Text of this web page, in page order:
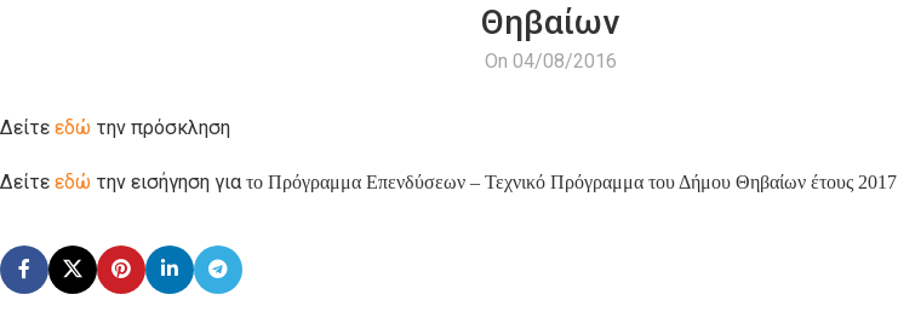
Θηβαίων
On 04/08/2016
Δείτε εδώ την πρόσκληση
Δείτε εδώ την εισήγηση για το Πρόγραμμα Επενδύσεων – Τεχνικό Πρόγραμμα του Δήμου Θηβαίων έτους 2017